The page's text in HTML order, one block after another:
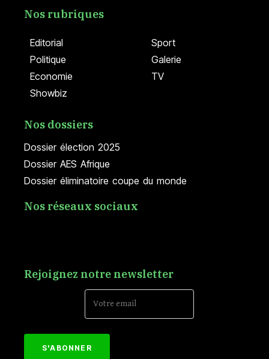
Editorial
Politique
Economie
Showbiz
Sport
Galerie
TV
Nos rubriques
Dossier élection 2025
Dossier AES Afrique
Dossier éliminatoire coupe du monde
Nos dossiers
Nos réseaux sociaux
Rejoignez notre newsletter